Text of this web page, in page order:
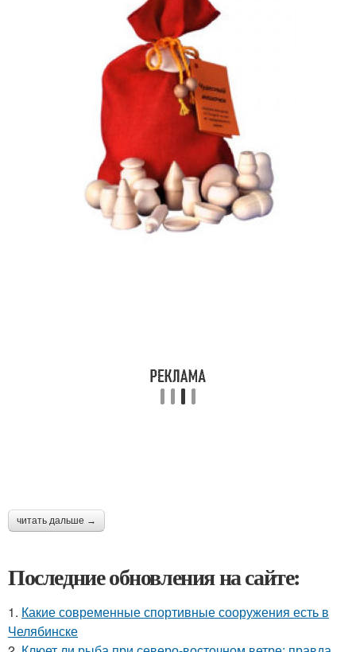
читать дальше →
Последние обновления на сайте:
1. Какие современные спортивные сооружения есть в
Челябинске